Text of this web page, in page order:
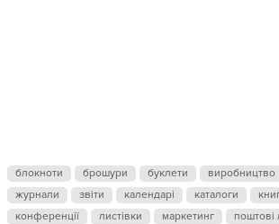
блокноти брошури буклети виробництво
журнали
звіти календарі каталоги
конференції
листівки маркетинг
поштові